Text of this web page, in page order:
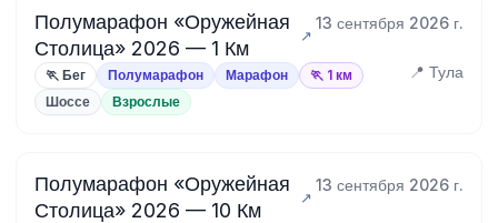
Полумарафон «Оружейная
Столица» 2026 — 1 Км
13 сентября 2026 г.
🏃 Бег Полумарафон Марафон 🏃 1 км 📍 Тула
Шоссе Взрослые
Полумарафон «Оружейная
Столица» 2026 — 10 Км
13 сентября 2026 г.